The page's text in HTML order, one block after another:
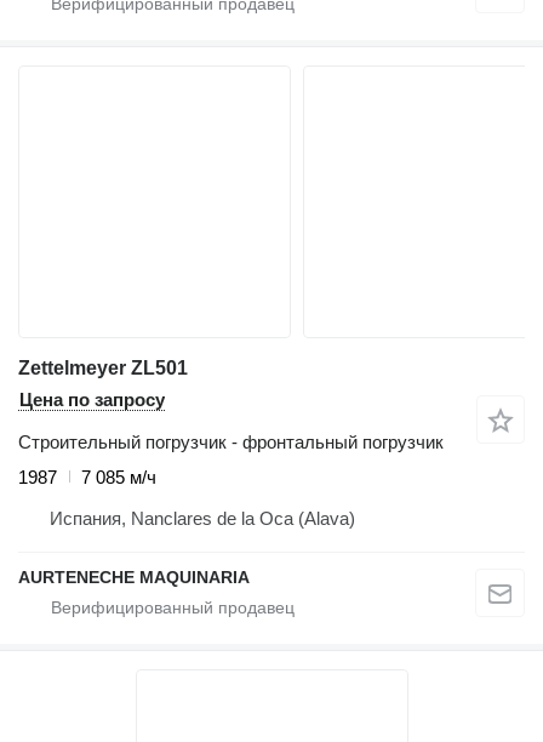
Zettelmeyer ZL501
Цена по запросу
Строительный погрузчик - фронтальный погрузчик
1987
7 085 м/ч
Испания, Nanclares de la Oca (Alava)
AURTENECHE MAQUINARIA